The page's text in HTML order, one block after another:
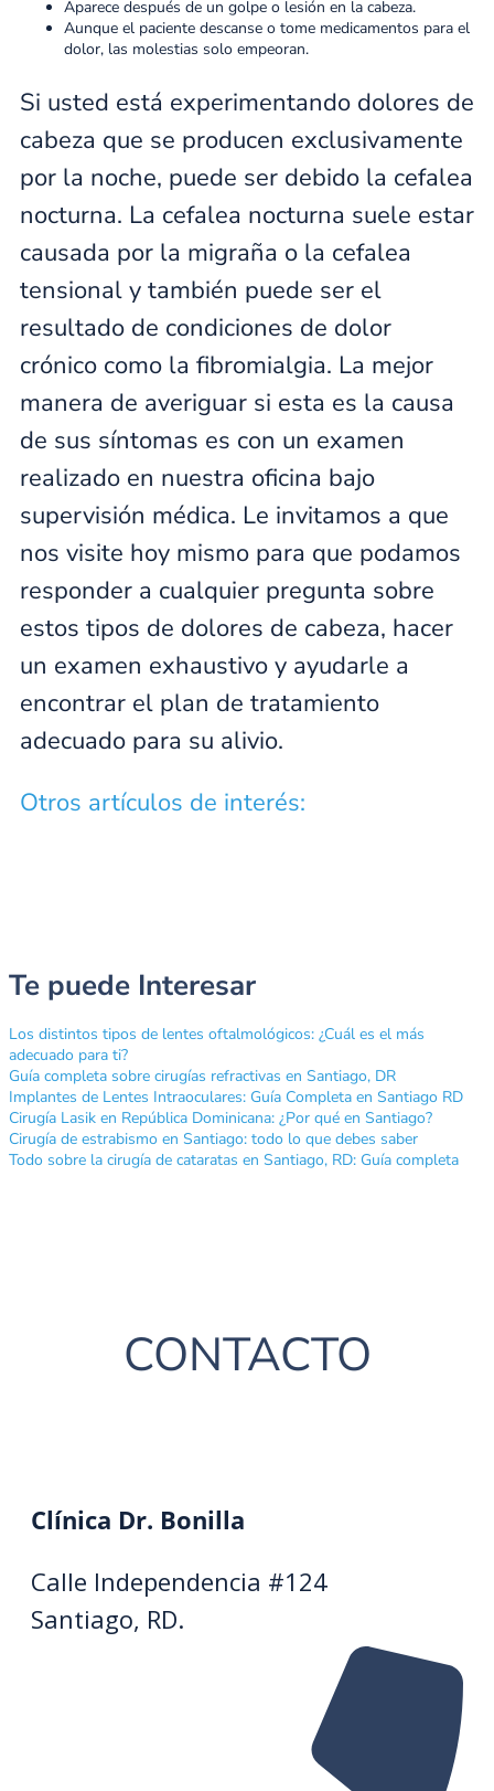
Aparece después de un golpe o lesión en la cabeza.
Aunque el paciente descanse o tome medicamentos para el
dolor, las molestias solo empeoran.
Si usted está experimentando dolores de
cabeza que se producen exclusivamente
por la noche, puede ser debido la cefalea
nocturna. La cefalea nocturna suele estar
causada por la migraña o la cefalea
tensional y también puede ser el
resultado de condiciones de dolor
crónico como la fibromialgia. La mejor
manera de averiguar si esta es la causa
de sus síntomas es con un examen
realizado en nuestra oficina bajo
supervisión médica. Le invitamos a que
nos visite hoy mismo para que podamos
responder a cualquier pregunta sobre
estos tipos de dolores de cabeza, hacer
un examen exhaustivo y ayudarle a
encontrar el plan de tratamiento
adecuado para su alivio.
Otros artículos de interés:
Te puede Interesar
Los distintos tipos de lentes oftalmológicos: ¿Cuál es el más
adecuado para ti?
Guía completa sobre cirugías refractivas en Santiago, DR
Implantes de Lentes Intraoculares: Guía Completa en Santiago RD
Cirugía Lasik en República Dominicana: ¿Por qué en Santiago?
Cirugía de estrabismo en Santiago: todo lo que debes saber
Todo sobre la cirugía de cataratas en Santiago, RD: Guía completa
CONTACTO
Clínica Dr. Bonilla
Calle Independencia #124
Santiago, RD.